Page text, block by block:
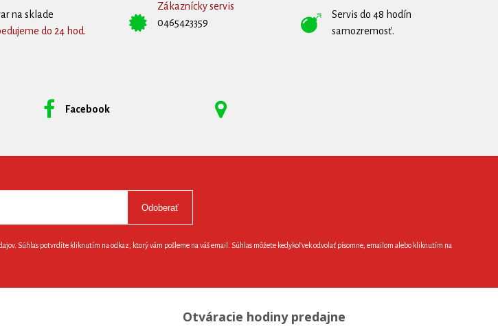
na sklade
do 24 hod.
Zákaznícky servis
0465423359
Servis do 48 hodín
samozremosť.
Facebook
Odoberať
Súhlas potvrdíte kliknutím na odkaz, ktorý vám pošleme na váš email. Súhlas môžete kedykoľvek odvolať písomne, emailom alebo kliknutím na
Otváracie hodiny predajne